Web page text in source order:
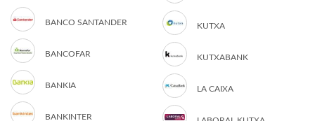
BANCO SANTANDER
BANCOFAR
BANKIA
BANKINTER
KUTXA
KUTXABANK
LA CAIXA